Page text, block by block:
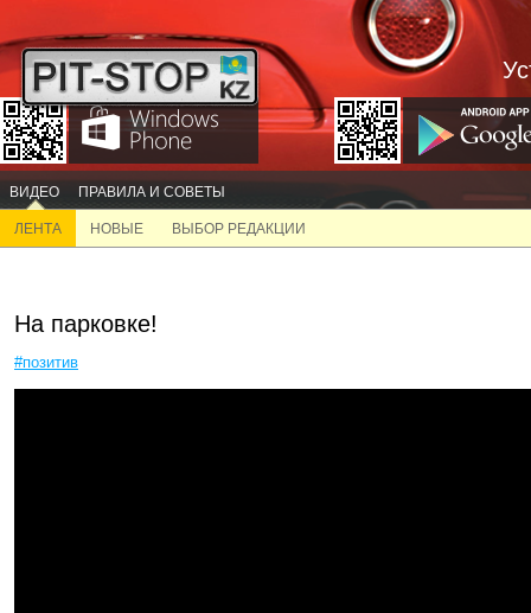
ВИДЕО ПРАВИЛА И СОВЕТЫ
ЛЕНТА НОВЫЕ ВЫБОР РЕДАКЦИИ
На парковке!
#позитив